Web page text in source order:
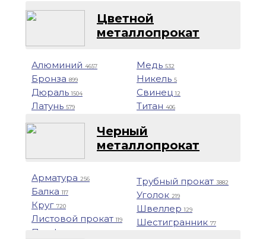
Цветной
металлопрокат
Алюминий 4657
Бронза 899
Дюраль1504
Латунь 579
Медь 532
Никель 5
Свинец12
Титан 406
Черный
металлопрокат
Арматура 256
Балка117
Круг 720
Листовой прокат119
Профнастил
Трубный прокат 3882
Уголок 219
Швеллер129
Шестигранник 77